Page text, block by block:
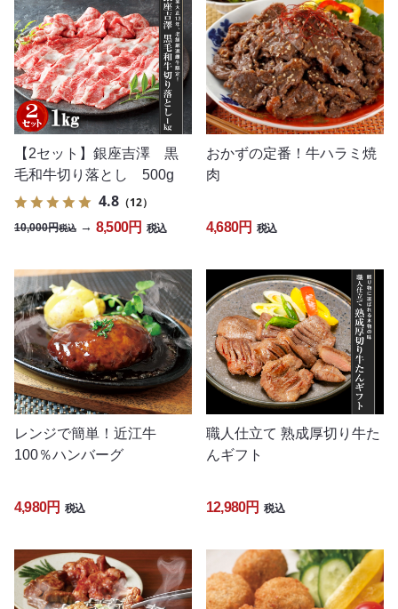
【2セット】銀座吉澤 黒
毛和牛切り落とし 500g
4.8 （12）
10,000円税込 → 8,500円 税込
おかずの定番！牛ハラミ焼
肉
4,680円 税込
レンジで簡単！近江牛
100％ハンバーグ
4,980円 税込
職人仕立て 熟成厚切り牛た
んギフト
12,980円 税込